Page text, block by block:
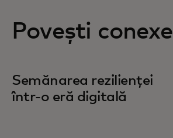
Povești conexe
Semănarea rezilienței
într-o eră digitală